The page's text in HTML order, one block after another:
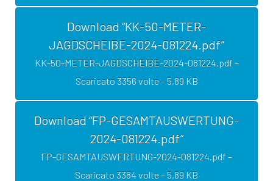
Download “KK-50-METER-
JAGDSCHEIBE-2024-081224.pdf”
KK-50-METER-JAGDSCHEIBE-2024-081224.pdf –
Scaricato 3356 volte – 5,89 KB
Download “FP-GESAMTAUSWERTUNG-
2024-081224.pdf”
FP-GESAMTAUSWERTUNG-2024-081224.pdf –
Scaricato 3384 volte – 5,89 KB